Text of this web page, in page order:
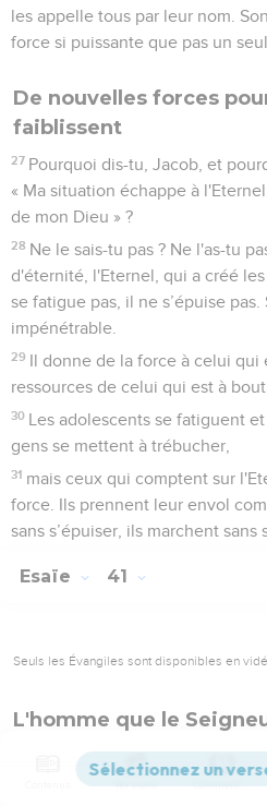
les appelle tous par leur nom.
force si puissante que pas un
De nouvelles forces
faiblissent
27 Pourquoi dis-tu, Jacob, et
« Ma situation échappe à
de mon Dieu » ?
28 Ne le sais-tu pas ? Ne l'as-tu
d'éternité, l'Eternel, qui a créé
se fatigue pas, il ne s’épuise
impénétrable.
29 Il donne de la force à celui
ressources de celui qui est à bout.
30 Les adolescents se fatiguent
gens se mettent à trébucher,
31 mais ceux qui comptent sur
force. Ils prennent leur envol
sans s’épuiser, ils marchent sans
Esaïe 41
Seuls les Évangiles sont disponibles en
L'homme que le
Iles, faites silence pour
renouvellent leur force, qu'ils
Versions Commentaires